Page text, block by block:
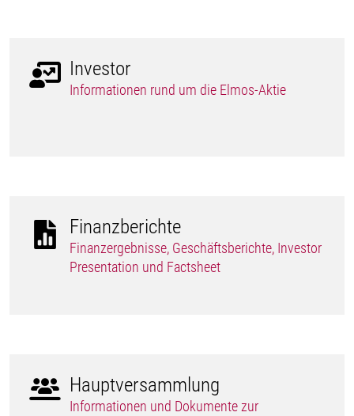
Investor
Informationen rund um die Elmos-Aktie
Finanzberichte
Finanzergebnisse, Geschäftsberichte, Investor
Presentation und Factsheet
Hauptversammlung
Informationen und Dokumente zur